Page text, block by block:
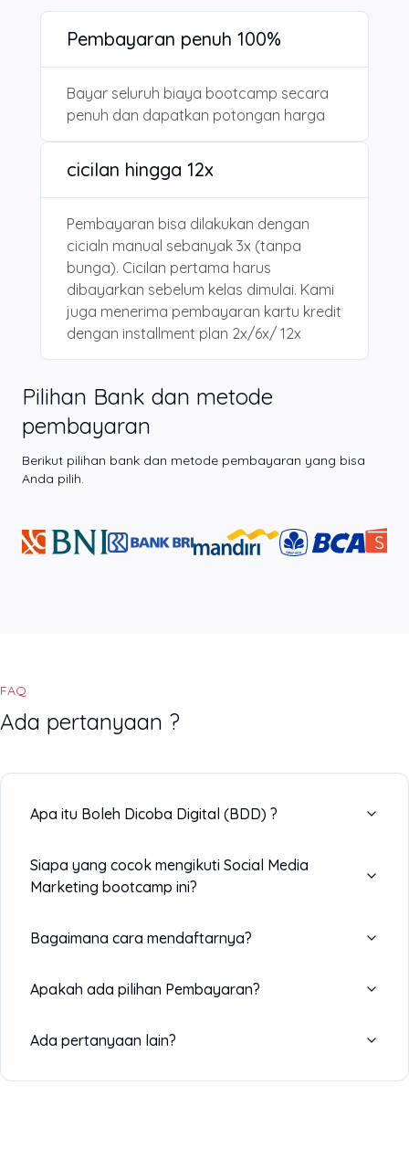
Pembayaran penuh 100%
Bayar seluruh biaya bootcamp secara
penuh dan dapatkan potongan harga
cicilan hingga 12x
Pembayaran bisa dilakukan dengan
cicialn manual sebanyak 3x (tanpa
bunga). Cicilan pertama harus
dibayarkan sebelum kelas dimulai. Kami
juga menerima pembayaran kartu kredit
dengan installment plan 2x/6x/ 12x
Pilihan Bank dan metode
pembayaran
Berikut pilihan bank dan metode pembayaran yang bisa
Anda pilih.
FAQ
Ada pertanyaan ?
Apa itu Boleh Dicoba Digital (BDD) ?
Siapa yang cocok mengikuti Social Media
Marketing bootcamp ini?
Bagaimana cara mendaftarnya?
Apakah ada pilihan Pembayaran?
Ada pertanyaan lain?